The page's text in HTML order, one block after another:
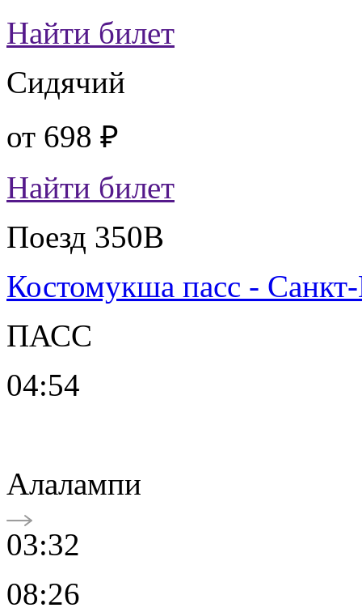
Найти билет
Сидячий
от 698 ₽
Найти билет
Поезд 350В
Костомукша пасс -
ПАСС
04:54
Алалампи
03:32
08:26